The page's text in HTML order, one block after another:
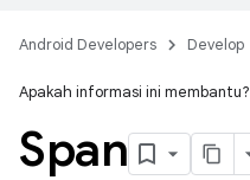
Android Developers Develop
Apakah informasi ini membantu?
Span